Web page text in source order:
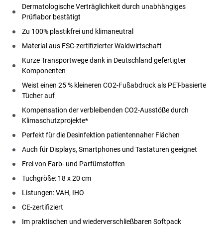
Dermatologische Verträglichkeit durch unabhängiges
Prüflabor bestätigt
Zu 100% plastikfrei und klimaneutral
Material aus FSC-zertifizierter Waldwirtschaft
Kurze Transportwege dank in Deutschland gefertigter
Komponenten
Weist einen 25 % kleineren CO2-Fußabdruck als PET-basierte
Tücher auf
Kompensation der verbleibenden CO2-Ausstöße durch
Klimaschutzprojekte*
Perfekt für die Desinfektion patientennaher Flächen
Auch für Displays, Smartphones und Tastaturen geeignet
Frei von Farb- und Parfümstoffen
Tuchgröße: 18 x 20 cm
Listungen: VAH, IHO
CE-zertifiziert
Im praktischen und wiederverschließbaren Softpack